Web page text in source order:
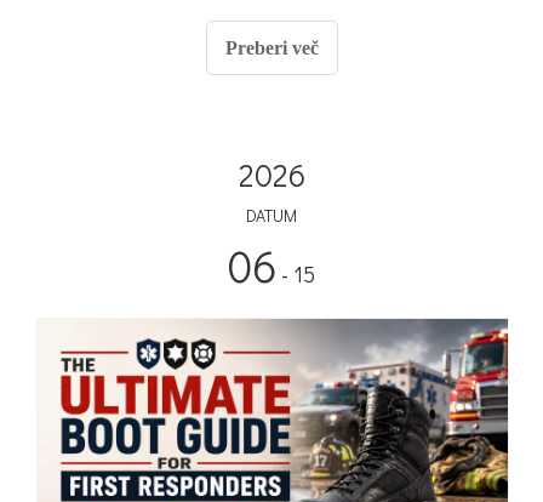
Preberi več
2026
DATUM
06 - 15